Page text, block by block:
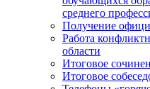
среднего
Получение
Работа
области
Итоговое
Итоговое